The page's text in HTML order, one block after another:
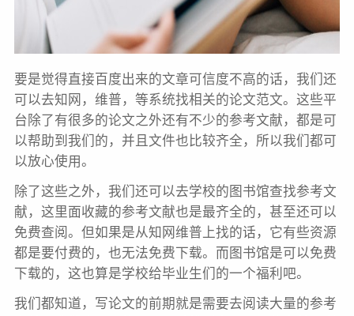
要是觉得直接百度出来的文章可信度不高的话，我们还
可以去知网，维普，等系统找相关的论文范文。这些平
台除了有很多的论文之外还有不少的参考文献，都是可
以帮助到我们的，并且文件也比较齐全，所以我们都可
以放心使用。
除了这些之外，我们还可以去学校的图书馆查找参考文
献，这里面收藏的参考文献也是最齐全的，甚至还可以
免费查阅。但如果是从知网维普上找的话，它有些资源
都是要付费的，也无法免费下载。而图书馆是可以免费
下载的，这也算是学校给毕业生们的一个福利吧。
我们都知道，写论文的前期就是需要去阅读大量的参考